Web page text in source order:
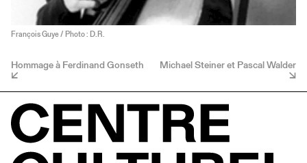
François Guye / Photo : D.R.
Hommage à Ferdinand Gonseth Michael Steiner et Pascal Walder